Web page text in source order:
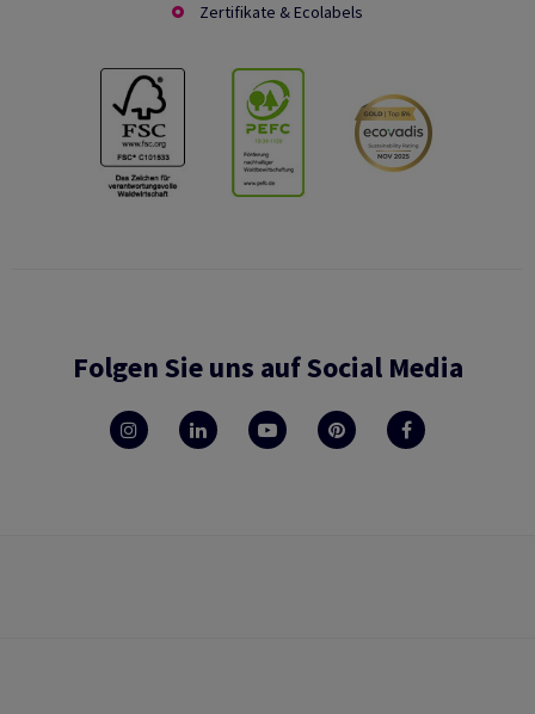
Zertifikate & Ecolabels
Folgen Sie uns auf Social Media